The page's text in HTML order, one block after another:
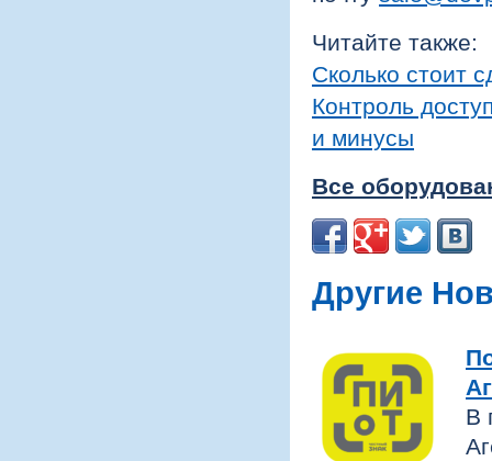
Читайте также:
Сколько стоит
Контроль
и минусы
Все
Другие
В